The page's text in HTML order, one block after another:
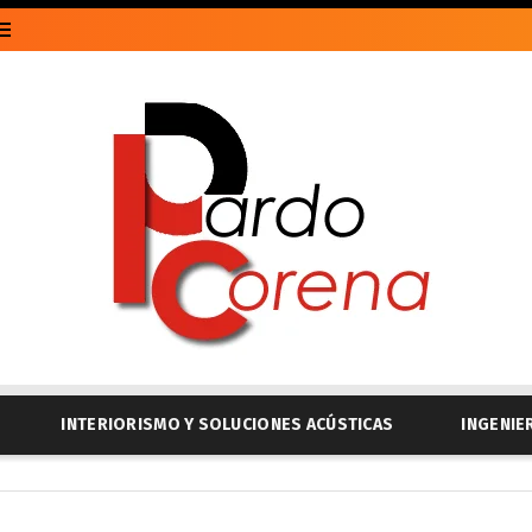
INTERIORISMO Y SOLUCIONES ACÚSTICAS